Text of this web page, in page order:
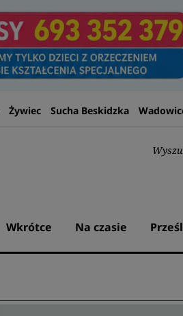
Żywiec Sucha Beskidzka
Wkrótce Na czasie